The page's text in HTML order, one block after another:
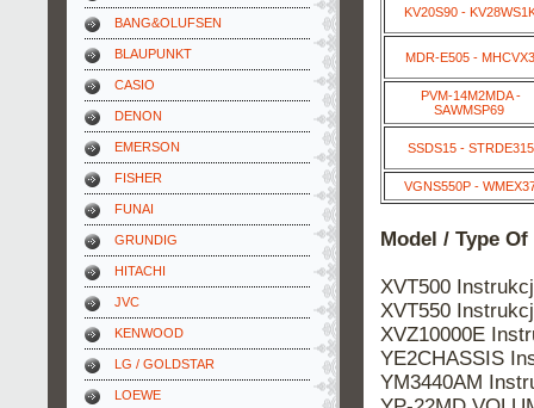
BANG&OLUFSEN
BLAUPUNKT
CASIO
DENON
EMERSON
FISHER
FUNAI
GRUNDIG
HITACHI
JVC
KENWOOD
LG / GOLDSTAR
LOEWE
KV20S90 -
MDR-E505 - MHCVX3
PVM-14M2MDA -
SAWMSP69
SSDS15 - STRDE315
VGNS550P -
Model / Type
XVT500
XVT550
XVZ10000E
YE2CHASSIS
YM3440AM